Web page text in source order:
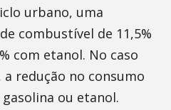
urbano, uma
combustível de 11,5%
com etanol. No caso
redução no consumo
ou etanol.